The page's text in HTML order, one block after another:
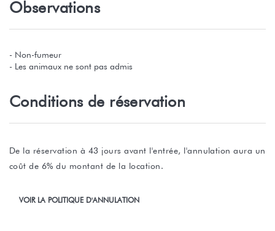
Observations
- Non-fumeur
- Les animaux ne sont pas admis
Conditions de réservation
De la réservation à 43 jours avant l'entrée, l'annulation aura un
coût de 6% du montant de la location.
VOIR LA POLITIQUE D'ANNULATION